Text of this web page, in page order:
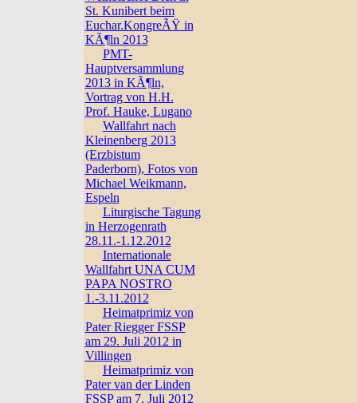
St. Kunibert beim
Euchar.KongreÃŸ in
KÃ¶ln 2013
PMT-
Hauptversammlung
2013 in KÃ¶ln,
Vortrag von H.H.
Prof. Hauke, Lugano
Wallfahrt nach
Kleinenberg 2013
(Erzbistum
Paderborn), Fotos von
Michael Weikmann,
Espeln
Liturgische Tagung
in Herzogenrath
28.11.-1.12.2012
Internationale
Wallfahrt UNA CUM
PAPA NOSTRO
1.-3.11.2012
Heimatprimiz von
Pater Riegger FSSP
am 29. Juli 2012 in
Villingen
Heimatprimiz von
Pater van der Linden
FSSP am 7. Juli 2012